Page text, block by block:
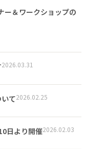
＆ワークショップの
2026.03.31
て2026.02.25
日より開催2026.02.03